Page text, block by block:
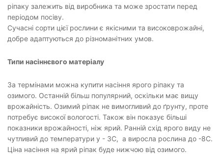
ріпаку залежить від виробника та може зростати перед
періодом посіву.
Сучасні сорти цієї рослини є якісними та високоврожайні,
добре адаптуються до різноманітних умов.
Типи насіннєвого матеріалу
За термінами можна купити насіння ярого ріпаку та
озимого. Останній більш популярний, оскільки має вищу
врожайність. Озимий ріпак не вимогливий до ґрунту, проте
потребує високої вологості. Також він показує більші
показники врожайності, ніж ярий. Ранній схід ярого виду не
чутливий до температури у - 3С, а виросла рослина до -8С.
Ціна насіння на ярий ріпак буде нижчою від озимого.